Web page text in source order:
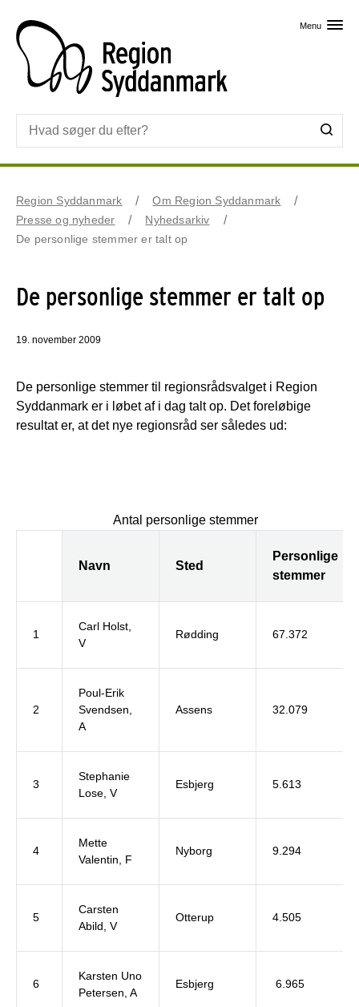
Menu
Region Syddanmark
Om Region Syddanmark
Presse og nyheder
Nyhedsarkiv
De personlige stemmer er talt op
De personlige stemmer er talt op
19. november 2009
De personlige stemmer til regionsrådsvalget i Region
Syddanmark er i løbet af i dag talt op. Det foreløbige
resultat er, at det nye regionsråd ser således ud:
Antal personlige stemmer
Navn Sted
Personlige
stemmer
1
Carl Holst,
V
Rødding 67.372
2
Poul-Erik
Svendsen,
A
Assens 32.079
3
Stephanie
Lose, V
Esbjerg 5.613
4
Mette
Valentin, F
Nyborg 9.294
5
Carsten
Abild, V
Otterup 4.505
6
Karsten Uno
Petersen, A
Esbjerg 6.965